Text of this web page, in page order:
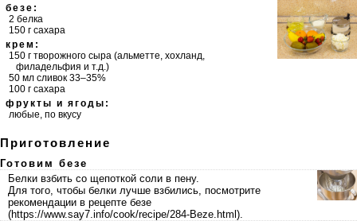
безе:
2 белка
150 г сахара
крем:
150 г творожного сыра (альметте, хохланд,
филадельфия и т.д.)
50 мл сливок 33–35%
100 г сахара
фрукты и ягоды:
любые, по вкусу
Приготовление
Готовим безе
Белки взбить со щепоткой соли в пену.
Для того, чтобы белки лучше взбились, посмотрите
рекомендации в рецепте безе
.